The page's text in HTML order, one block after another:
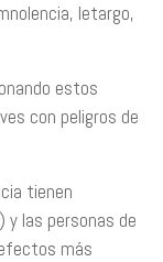
letargo,
estos
con peligros de
tienen
y las personas de
más